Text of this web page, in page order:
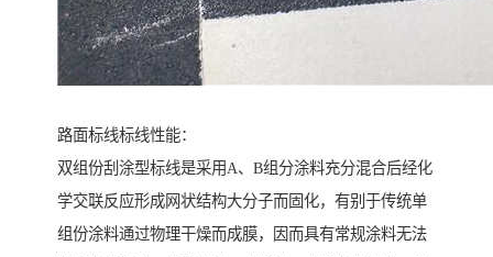
路面标线标线性能：
双组份刮涂型标线是采用A、B组分涂料充分混合后经化
学交联反应形成网状结构大分子而固化，有别于传统单
组份涂料通过物理干燥而成膜，因而具有常规涂料无法